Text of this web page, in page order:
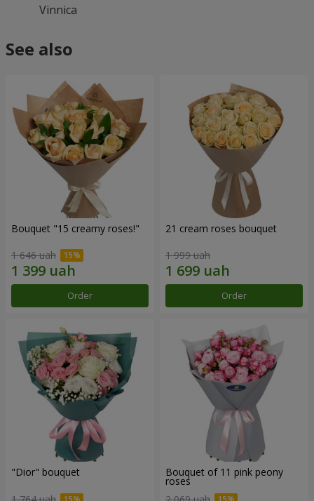
Vinnica
See also
Bouquet "15 creamy roses!"
1 646 uah
Order
21 cream roses bouquet
1 999 uah
Order
"Dior" bouquet Bouquet of 11 pink peony
roses